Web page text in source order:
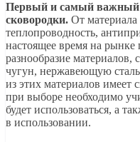
Первый и самый важный
сковородки. От материала
теплопроводность,
настоящее время на рынке
разнообразие
чугун, нержавеющую
из этих материалов имеет
при выборе необходимо
будет использоваться, а
в использовании.